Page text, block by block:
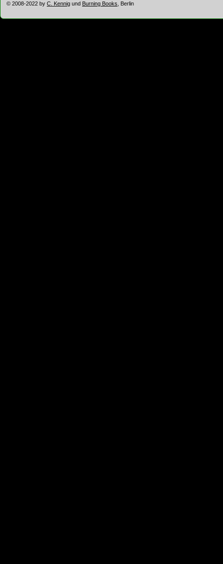
© 2008-2022 by C. Kennig und Burning Books, Berlin